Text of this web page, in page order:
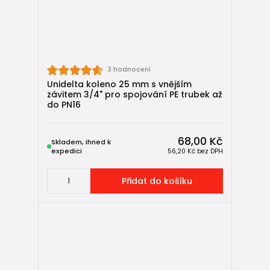
3 hodnocení
Unidelta koleno 25 mm s vnějším
závitem 3/4" pro spojování PE trubek až
do PN16
68,00 Kč
56,20 Kč bez DPH
Skladem, ihned k
expedici
Přidat do košíku